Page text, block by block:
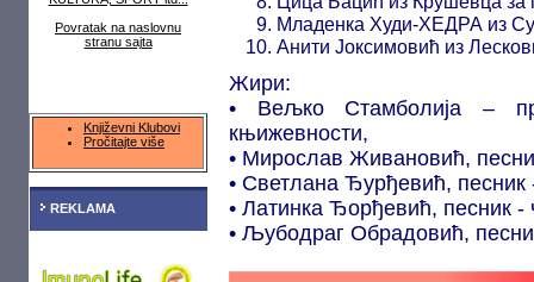
Povratak na naslovnu
stranu sajta
Književni Klubovi
Pročitajte više
REKLAMA
Младенка Худи-ХЕДРА из
Анити Јоксимовић из
Жири:
• Вељко Стамболија –
књижевности,
• Мирослав Живановић,
• Светлана Ђурђевић, песник
• Латинка Ђорђевић, песник -
• Љубодраг Обрадовић,